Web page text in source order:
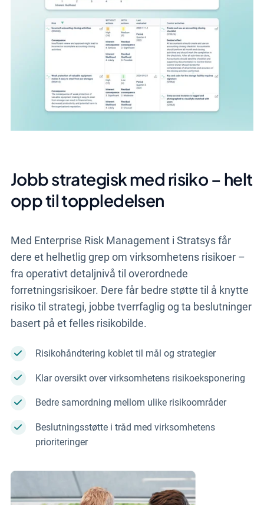
Jobb strategisk med risiko – helt
opp til toppledelsen
Med Enterprise Risk Management i Stratsys får
dere et helhetlig grep om virksomhetens risikoer –
fra operativt detaljnivå til overordnede
forretningsrisikoer. Dere får bedre støtte til å knytte
risiko til strategi, jobbe tverrfaglig og ta beslutninger
basert på et felles risikobilde.
Risikohåndtering koblet til mål og strategier
Klar oversikt over virksomhetens risikoeksponering
Bedre samordning mellom ulike risikoområder
Beslutningsstøtte i tråd med virksomhetens
prioriteringer